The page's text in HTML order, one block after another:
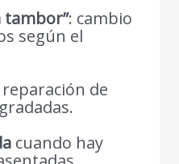
tambor”: cambio
según el
de
cuando hay